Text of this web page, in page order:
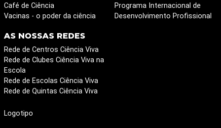
Café de Ciência
Vacinas - o poder da ciência
Programa Internacional de
Desenvolvimento Profissional
AS NOSSAS REDES
Rede de Centros Ciência Viva
Rede de Clubes Ciência Viva na
Escola
Rede de Escolas Ciência Viva
Rede de Quintas Ciência Viva
Logotipo